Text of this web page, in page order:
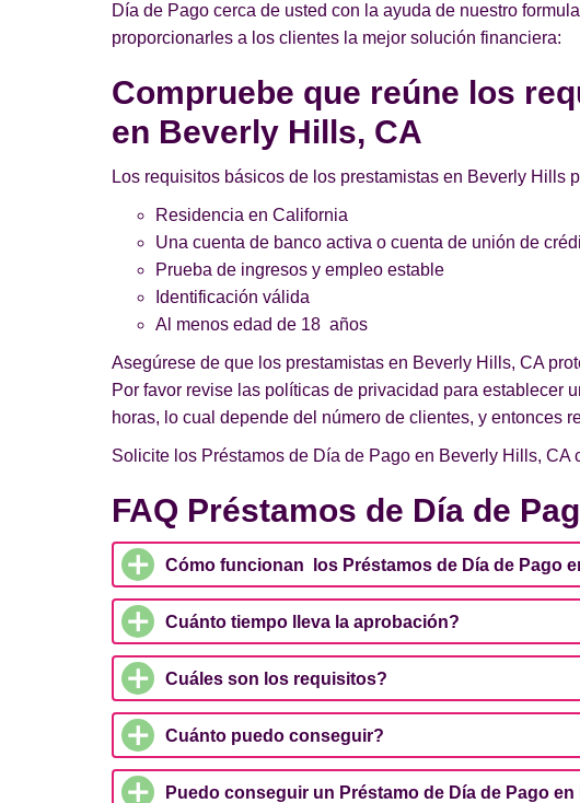
Día de Pago cerca de usted con la ayuda de nuestro
proporcionarles a los clientes la mejor solución financiera:
Compruebe que reúne los
en Beverly Hills, CA
Los requisitos básicos de los prestamistas en Beverly Hills
Residencia en California
Una cuenta de banco activa o cuenta de unión de
Prueba de ingresos y empleo estable
Identificación válida
Al menos edad de 18 años
Asegúrese de que los prestamistas en Beverly Hills, CA
Por favor revise las políticas de privacidad para establecer
horas, lo cual depende del número de clientes, y entonces
Solicite los Préstamos de Día de Pago en Beverly Hills,
FAQ Préstamos de Día de
Cómo funcionan los Préstamos de Día de Pago
Cuánto tiempo lleva la aprobación?
Cuáles son los requisitos?
Cuánto puedo conseguir?
Puedo conseguir un Préstamo de Día de Pago